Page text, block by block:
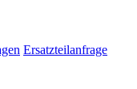
Ersatzteilanfrage